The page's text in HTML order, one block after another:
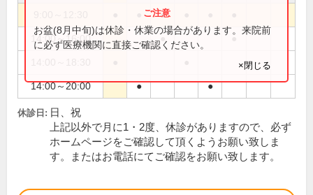
●
14:00～16:00 ● ●
14:00～20:00 ● ●
お盆(8月中旬)は休診・休業の場合があります。来院前
に必ず医療機関に直接ご確認ください。
×閉じる
休診日: 日、祝
上記以外で月に1・2度、休診がありますので、必ず
ホームページをご確認して頂くようお願い致しま
す。またはお電話にてご確認をお願い致します。